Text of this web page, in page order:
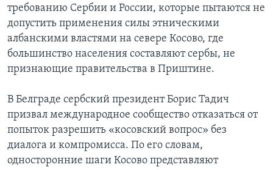
требованию Сербии и России, которые пытаются не
допустить применения силы этническими
албанскими властями на севере Косово, где
большинство населения составляют сербы, не
признающие правительства в Приштине.
В Белграде сербский президент Борис Тадич
призвал международное сообщество отказаться от
попыток разрешить «косовский вопрос» без
диалога и компромисса. По его словам,
односторонние шаги Косово представляют